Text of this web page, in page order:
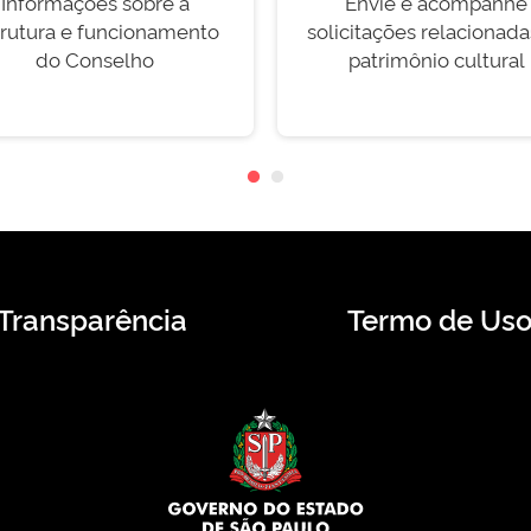
e funcionamento
do Conselho
solicitações
patrimônio cultural
Termo de Uso